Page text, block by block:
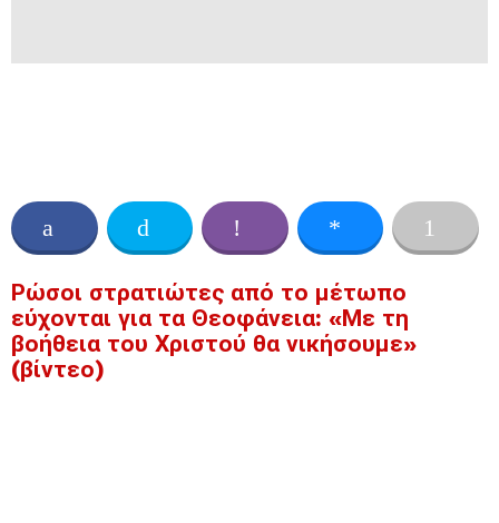
Ρώσοι στρατιώτες από το μέτωπο
εύχονται για τα Θεοφάνεια: «Με τη
βοήθεια του Χριστού θα νικήσουμε»
(βίντεο)